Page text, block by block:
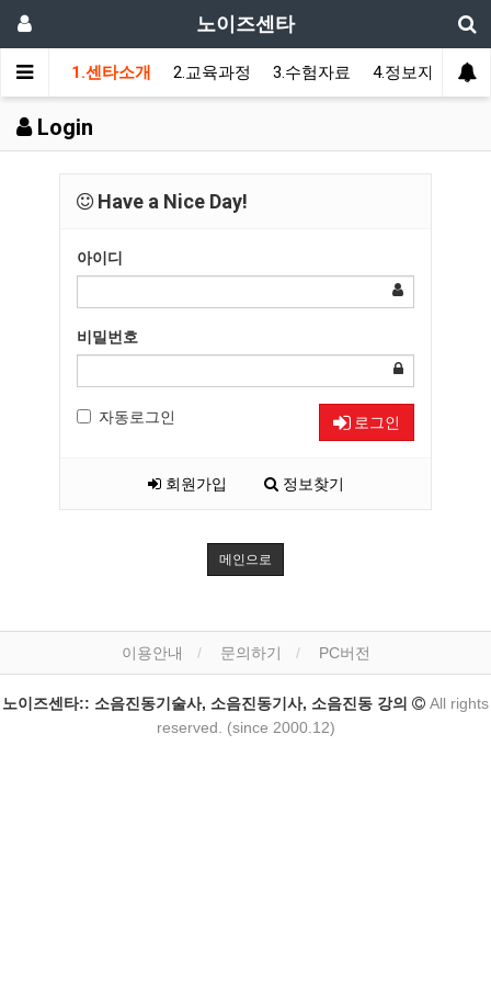
노이즈센타
1.센타소개 2.교육과정 3.수험자료 4.정보자료 5.
Login
Have a Nice Day!
아이디
비밀번호
자동로그인 로그인
회원가입 정보찾기
메인으로
이용안내 문의하기 PC버전
노이즈센타:: 소음진동기술사, 소음진동기사, 소음진동 강의
All rights
reserved. (since 2000.12)